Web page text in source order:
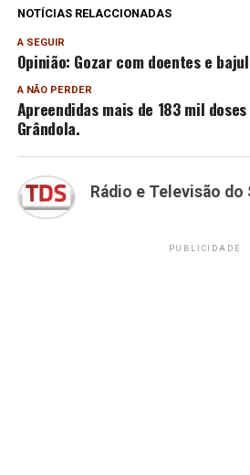
NOTÍCIAS RELACCIONADAS
A SEGUIR
Opinião: Gozar com doentes e
A NÃO PERDER
Apreendidas mais de 183 mil
Grândola.
Rádio e Televisão do
PUBLICIDADE